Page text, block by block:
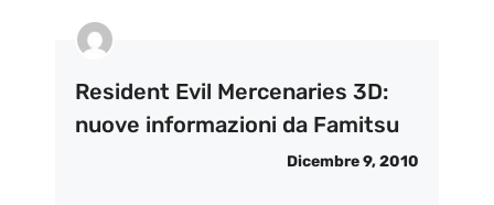
Resident Evil Mercenaries 3D:
nuove informazioni da Famitsu
Dicembre 9, 2010